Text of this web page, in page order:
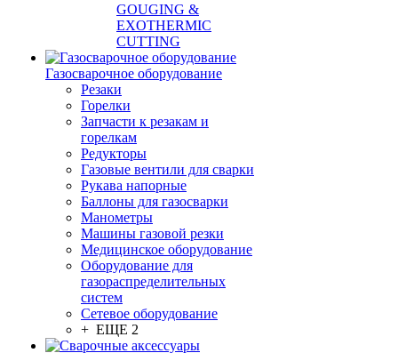
GOUGING &
EXOTHERMIC
CUTTING
Газосварочное оборудование
Резаки
Горелки
Запчасти к резакам и
горелкам
Редукторы
Газовые вентили для сварки
Рукава напорные
Баллоны для газосварки
Манометры
Машины газовой резки
Медицинское оборудование
Оборудование для
газораспределительных
систем
Сетевое оборудование
+ ЕЩЕ 2